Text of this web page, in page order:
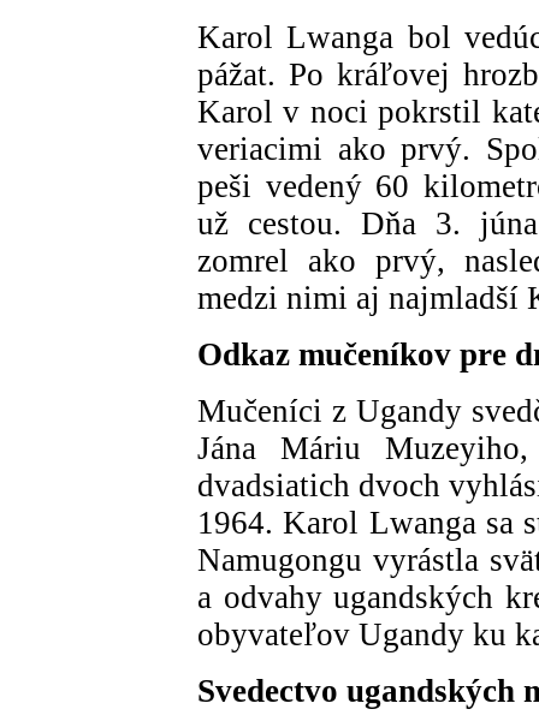
Karol Lwanga bol
pážat. Po kráľovej
Karol v noci pokrstil
veriacimi ako prvý.
peši vedený 60
už cestou. Dňa 3.
zomrel ako prvý,
medzi nimi aj najmladší
Odkaz mučeníkov pre
Mučeníci z Ugandy
Jána Máriu
dvadsiatich dvoch
1964. Karol Lwanga sa
Namugongu vyrástla
a odvahy ugandských
obyvateľov Ugandy ku
Svedectvo ugandských